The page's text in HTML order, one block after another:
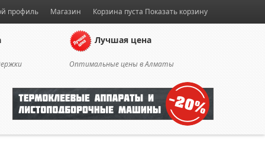
Корзина пуста Показать корзину
профиль Магазин
Лучшая цена
Оптимальные цены в Алматы